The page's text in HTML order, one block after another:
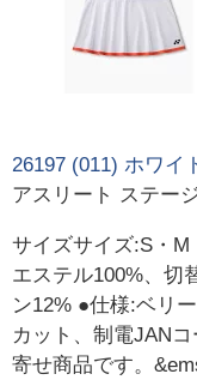
26197 (011) ホワイ
アスリート ステー
サイズサイズ:S・M
エステル100%、切
ン12% ●仕様:ベリ
カット、制電JAN
寄せ商品です。